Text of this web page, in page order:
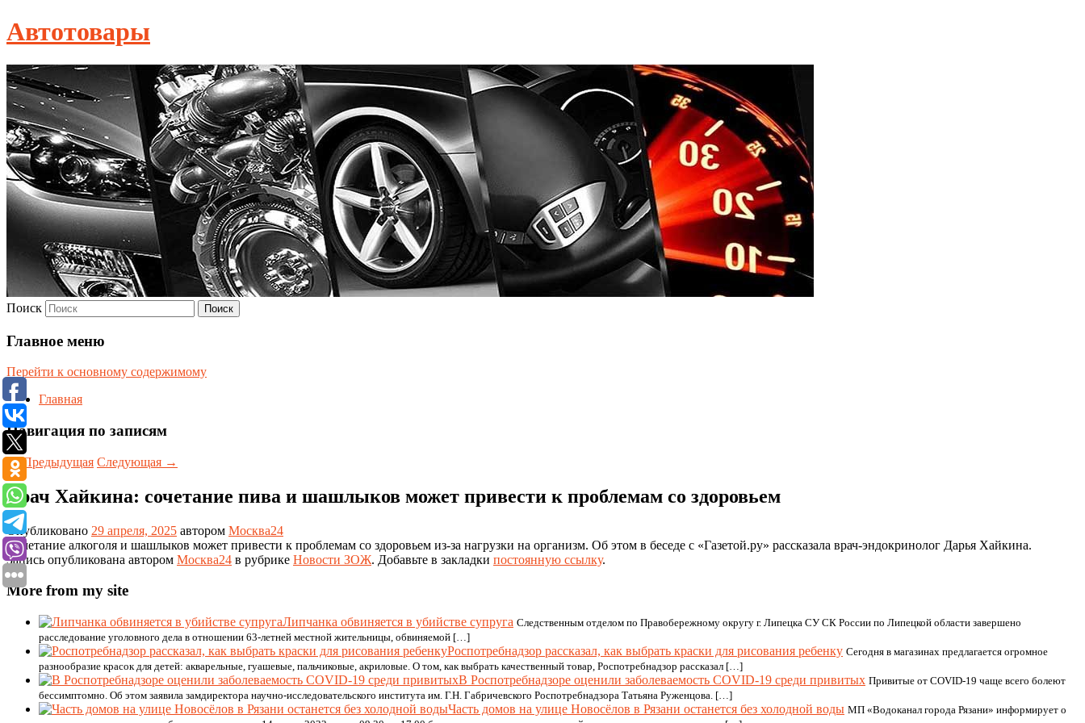
Автотовары
Поиск
Главное меню
Перейти к основному содержимому
Главная
Навигация по записям
←Предыдущая Следующая →
Врач Хайкина: сочетание пива и шашлыков может привести к проблемам со здоровьем
Опубликовано 29 апреля, 2025 автором Москва24
Сочетание алкоголя и шашлыков может привести к проблемам со здоровьем из-за нагрузки на организм. Об этом в беседе с «Газетой.ру» рассказала врач-эндокринолог Дарья Хайкина.
Запись опубликована автором Москва24 в рубрике Новости ЗОЖ. Добавьте в закладки постоянную ссылку.
More from my site
Липчанка обвиняется в убийстве супруга Следственным отделом по Правобережному округу г. Липецка СУ СК России по Липецкой области завершено
расследование уголовного дела в отношении 63-летней местной жительницы, обвиняемой […]
Роспотребнадзор рассказал, как выбрать краски для рисования ребенку Сегодня в магазинах предлагается огромное
разнообразие красок для детей: акварельные, гуашевые, пальчиковые, акриловые. О том, как выбрать качественный товар, Роспотребнадзор рассказал […]
В Роспотребнадзоре оценили заболеваемость COVID-19 среди привитых Привитые от COVID-19 чаще всего болеют
бессимптомно. Об этом заявила замдиректора научно-исследовательского института им. Г.Н. Габричевского Роспотребнадзора Татьяна Руженцова. […]
Часть домов на улице Новосёлов в Рязани останется без холодной воды МП «Водоканал города Рязани» информирует о